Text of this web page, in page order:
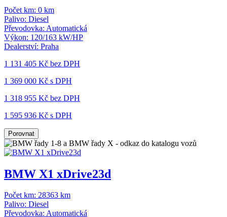
Počet km: 0 km
Palivo: Diesel
Převodovka: Automatická
Výkon: 120/163 kW/HP
Dealerství: Praha
1 131 405 Kč bez DPH
1 369 000 Kč s DPH
1 318 955 Kč bez DPH
1 595 936 Kč s DPH
Porovnat
BMW X1 xDrive23d
Počet km: 28363 km
Palivo: Diesel
Převodovka: Automatická